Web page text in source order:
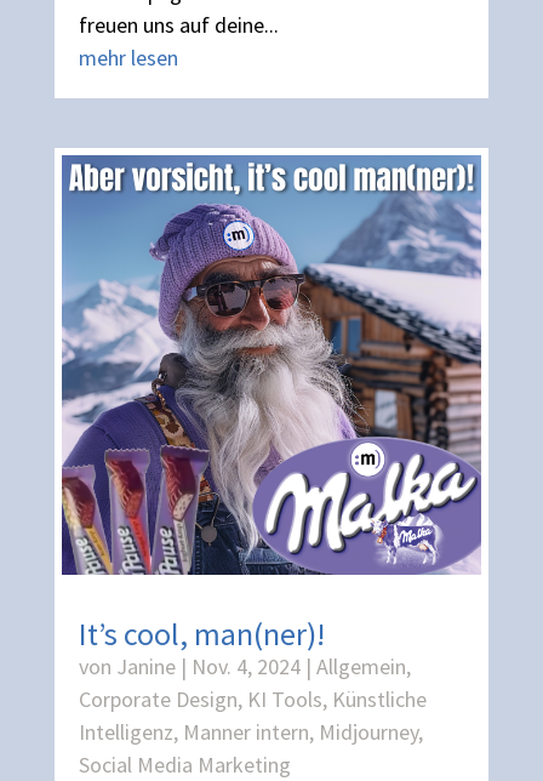
freuen uns auf deine...
mehr lesen
It’s cool, man(ner)!
von Janine| Nov. 4, 2024| Allgemein,
Corporate Design, KI Tools, Künstliche
Intelligenz, Manner intern, Midjourney,
Social Media Marketing